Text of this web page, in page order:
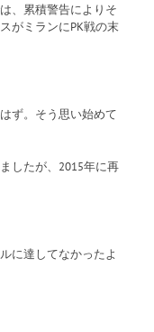
、累積警告によりそ
がミランにPK戦の末
ず。そう思い始めて
したが、2015年に再
に達してなかったよ